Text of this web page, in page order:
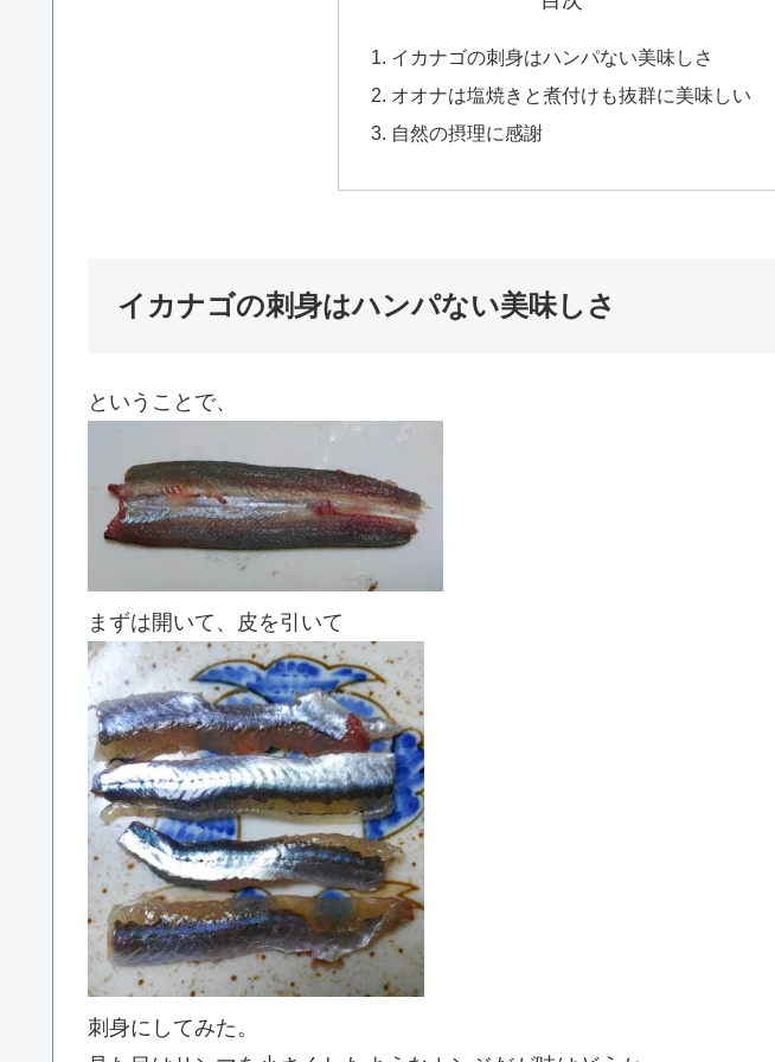
イカナゴの刺身はハンパない美味しさ
オオナは塩焼きと煮付けも抜群に美味しい
自然の摂理に感謝
イカナゴの刺身はハンパない美味しさ
ということで、
まずは開いて、皮を引いて
刺身にしてみた。